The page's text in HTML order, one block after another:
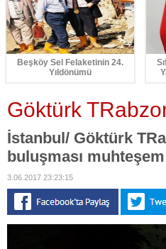
Beşköy Sel Felaketinin 24.
Yıldönümü
Göktürk
İstanbul/ Göktürk
buluşması
3.06.2017 23:23:15